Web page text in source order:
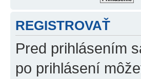
REGISTROVAŤ
Pred prihlásením
po prihlásení